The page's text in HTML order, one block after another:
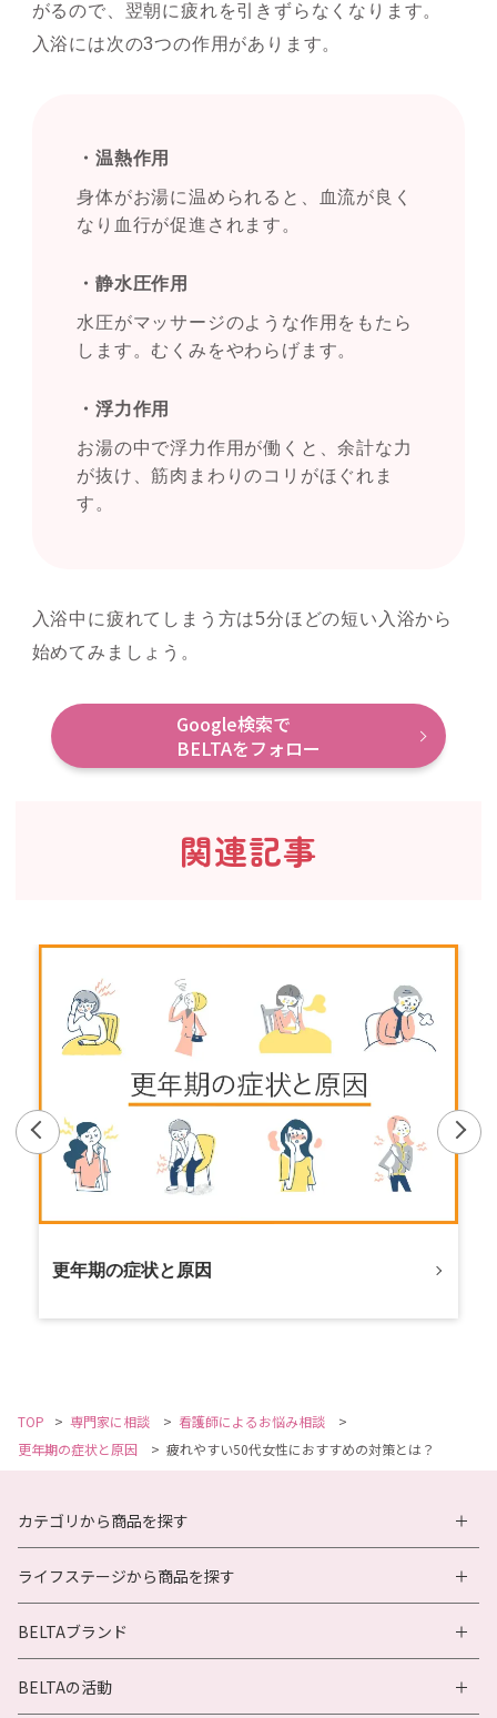
がるので、翌朝に疲れを引きずらなくなります。
入浴には次の3つの作用があります。
・温熱作用
身体がお湯に温められると、血流が良く
なり血行が促進されます。
・静水圧作用
水圧がマッサージのような作用をもたら
します。むくみをやわらげます。
・浮力作用
お湯の中で浮力作用が働くと、余計な力
が抜け、筋肉まわりのコリがほぐれま
す。
入浴中に疲れてしまう方は5分ほどの短い入浴から
始めてみましょう。
Google検索で
BELTAをフォロー
関連記事
更年期の症状と原因
TOP > 専門家に相談 > 看護師によるお悩み相談
>
更年期の症状と原因
> 疲れやすい50代女性におすすめの対策とは？
カテゴリから商品を探す
ライフステージから商品を探す
BELTAブランド
BELTAの活動